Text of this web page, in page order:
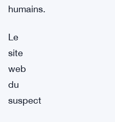
humains.
Le
site
web
du
suspect